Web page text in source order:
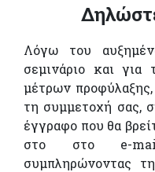
Λόγω του
σεμινάριο και
μέτρων
τη συμμετοχή σας,
έγγραφο που θα
στο στο e-
συμπληρώνοντας